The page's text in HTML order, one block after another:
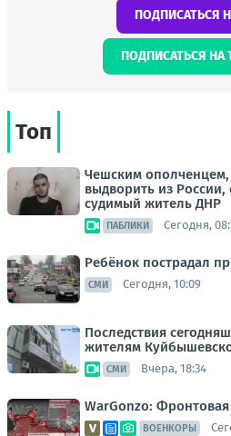
ПОДПИСАТЬСЯ
ПОДПИСАТЬСЯ НА
Топ
Чешским ополченцем,
выдворить из России,
судимый житель ДНР
ПАБЛИКИ Сегодня,
Ребёнок пострадал
СМИ Сегодня, 10:09
Последствия
жителям
СМИ Вчера, 18:34
WarGonzo:
ВОЕНКОРЫ